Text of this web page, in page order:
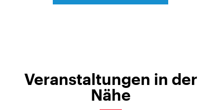
Veranstaltungen in der
Nähe